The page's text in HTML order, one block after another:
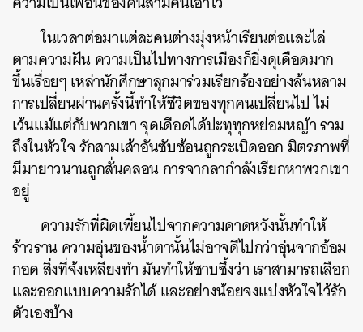
ในเวลาต่อมาแต่ละคนต่างมุ่งหน้าเรียนต่อและไล่
ตามความฝัน ความเป็นไปทางการเมืองก็ยิ่งดุเดือดมาก
ขึ้นเรื่อยๆ เหล่านักศึกษาลุกมาร่วมเรียกร้องอย่างล้นหลาม
การเปลี่ยนผ่านครั้งนี้ทำให้ชีวิตของทุกคนเปลี่ยนไป ไม่
เว้นแม้แต่กับพวกเขา จุดเดือดได้ปะทุทุกหย่อมหญ้า รวม
ถึงในหัวใจ รักสามเส้าอันซับซ้อนถูกระเบิดออก มิตรภาพที่
มีมายาวนานถูกสั่นคลอน การจากลากำลังเรียกหาพวกเขา
อยู่
ความรักที่ผิดเพี้ยนไปจากความคาดหวังนั้นทำให้
ร้าวราน ความอุ่นของน้ำตานั้นไม่อาจดีไปกว่าอุ่นจากอ้อม
กอด สิ่งที่จ้งเหลียงทำ มันทำให้ซาบซึ้งว่า เราสามารถเลือก
และออกแบบความรักได้ และอย่างน้อยจงแบ่งหัวใจไว้รัก
ตัวเองบ้าง
ค้นหา
SHARE